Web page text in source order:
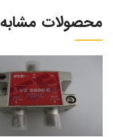
محصولات مشابه